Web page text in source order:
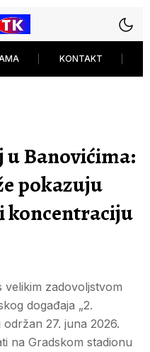
KONTAKT
u Banovićima:
pokazuju
koncentraciju
velikim zadovoljstvom
događaja „2.
27. juna 2026.
na Gradskom stadionu